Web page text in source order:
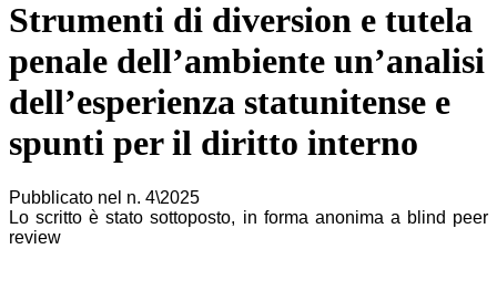
Strumenti di diversion e tutela
penale dell’ambiente un’analisi
dell’esperienza statunitense e
spunti per il diritto interno
Pubblicato nel n. 4\2025
Lo scritto è stato sottoposto, in forma anonima a blind peer
review